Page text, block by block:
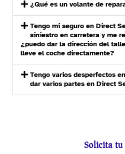
¿Qué es un volante de
Tengo mi seguro en Direct
siniestro en carretera y me
¿puedo dar la dirección del
lleve el coche directamente?
Tengo varios desperfectos
dar varios partes en Direct
Solicita